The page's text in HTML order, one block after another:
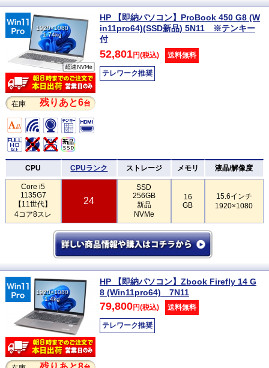
1920×1080
1.74kg
在庫 残りあと6台
HP 【即納パソコン】ProBook 450 G8 (W
in11pro64)(SSD新品) 5N11 ※テンキー
付
52,801円(税込) 送料無料
テレワーク推奨
CPU CPUランク ストレージ メモリ 液晶/解像度
Core i5
1135G7
【11世代】
4コア8スレ
24
SSD
256GB
新品
NVMe
16
GB
15.6インチ
1920×1080
1920×1080
1.4kg
HP 【即納パソコン】Zbook Firefly 14 G
8 (Win11pro64) 7N11
79,800円(税込) 送料無料
テレワーク推奨